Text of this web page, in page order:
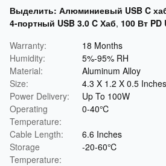
Выделить: Алюминиевый USB C
4-портный USB 3.0 C Хаб, 100 Вт PD
Warranty:
18 Months
Humidity:
5%-95% RH
Material:
Aluminum Alloy
Size:
4.3 X 1.2 X 0.5 Inches
Power Delivery:
Up To 100W
Operating
Temperature:
0-40℃
Cable Length:
6.6 Inches
Storage
Temperature:
-20-60℃